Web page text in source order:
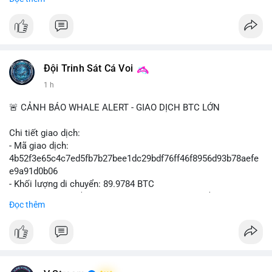
#binancesquare
$btc
📰 Nguồn: Cointelegraph
Đội Trinh Sát Cá Voi
1 h
🚨 CẢNH BÁO WHALE ALERT - GIAO DỊCH BTC LỚN
Chi tiết giao dịch:
- Mã giao dịch:
4b52f3e65c4c7ed5fb7b27bee1dc29bdf76ff46f8956d93b78aefe
e9a91d0b06
- Khối lượng di chuyển: 89.9784 BTC
USD)
Đọc thêm